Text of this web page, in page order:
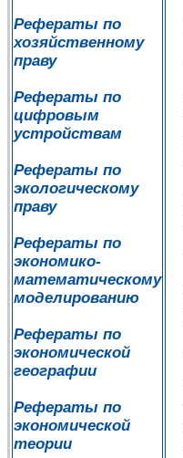
Рефераты по
хозяйственному
праву
Рефераты по
цифровым
устройствам
Рефераты по
экологическому
праву
Рефераты по
экономико-
математическому
моделированию
Рефераты по
экономической
географии
Рефераты по
экономической
теории